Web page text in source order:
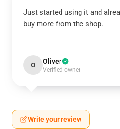
Just started using it and
buy more from the shop.
O Oliver
Verified owner
Write your review